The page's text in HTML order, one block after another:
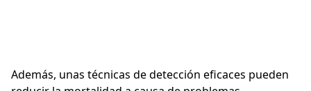
Además, unas técnicas de detección eficaces pueden